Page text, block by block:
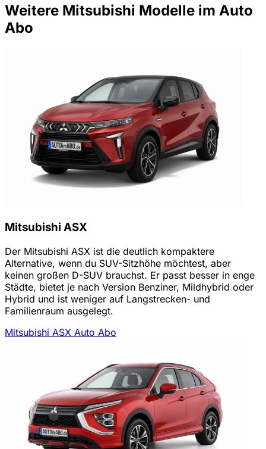
Weitere Mitsubishi Modelle im Auto
Abo
Mitsubishi ASX
Der Mitsubishi ASX ist die deutlich kompaktere
Alternative, wenn du SUV-Sitzhöhe möchtest, aber
keinen großen D-SUV brauchst. Er passt besser in enge
Städte, bietet je nach Version Benziner, Mildhybrid oder
Hybrid und ist weniger auf Langstrecken- und
Familienraum ausgelegt.
Mitsubishi ASX Auto Abo